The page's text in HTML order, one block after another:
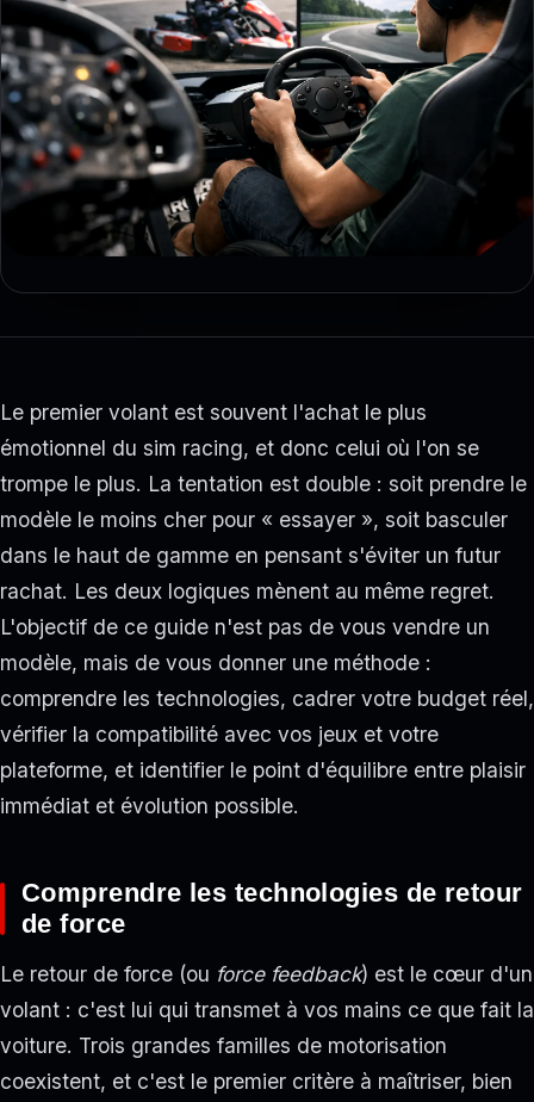
Le premier volant est souvent l'achat le plus
émotionnel du sim racing, et donc celui où l'on se
trompe le plus. La tentation est double : soit prendre le
modèle le moins cher pour « essayer », soit basculer
dans le haut de gamme en pensant s'éviter un futur
rachat. Les deux logiques mènent au même regret.
L'objectif de ce guide n'est pas de vous vendre un
modèle, mais de vous donner une méthode :
comprendre les technologies, cadrer votre budget réel,
vérifier la compatibilité avec vos jeux et votre
plateforme, et identifier le point d'équilibre entre plaisir
immédiat et évolution possible.
Comprendre les technologies de retour
de force
Le retour de force (ou force feedback) est le cœur d'un
volant : c'est lui qui transmet à vos mains ce que fait la
voiture. Trois grandes familles de motorisation
coexistent, et c'est le premier critère à maîtriser, bien